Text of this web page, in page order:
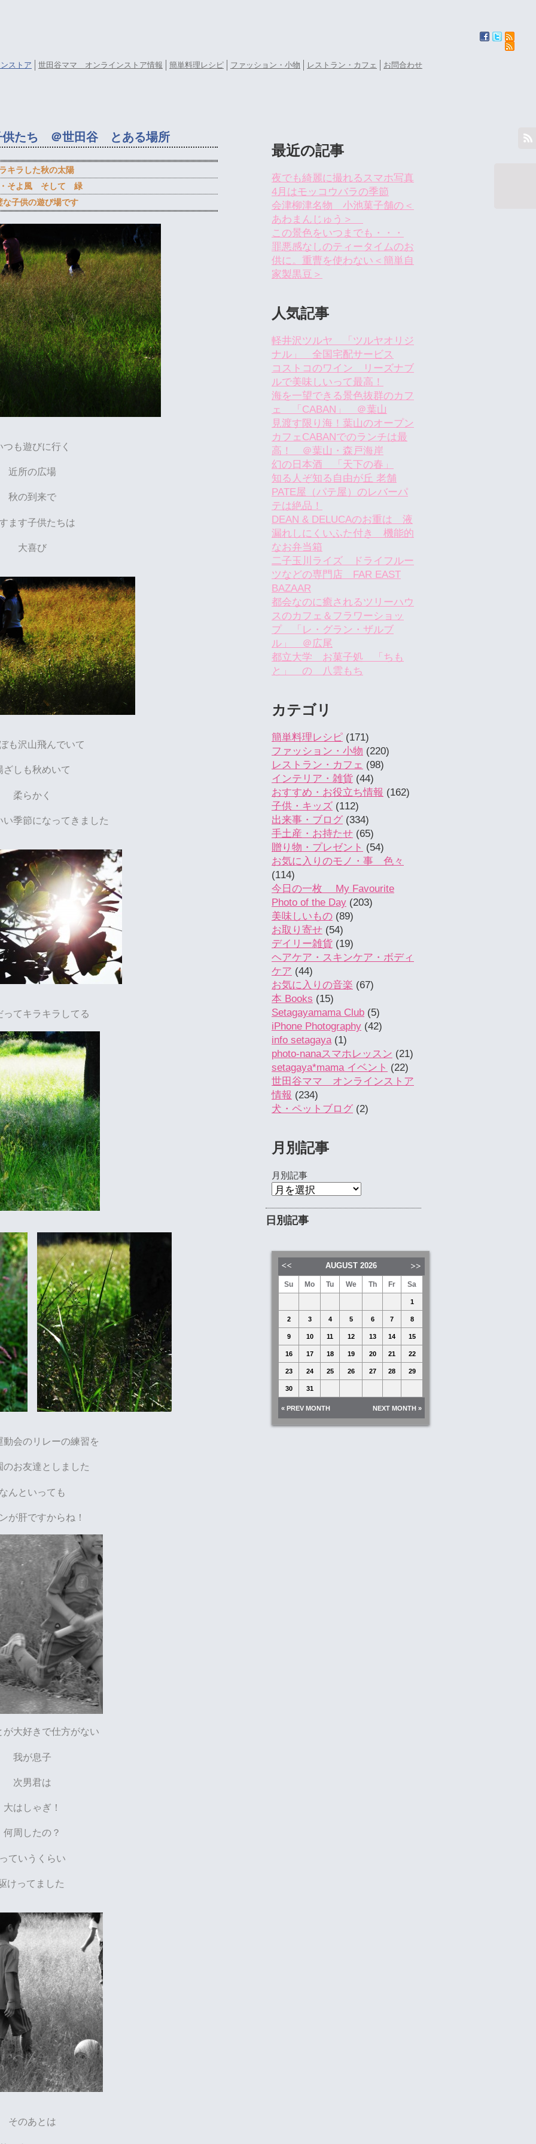
ストア 世田谷ママ オンラインストア情報 簡単料理レシピ ファッション・小物 レストラン・カフェ お問合わせ
供たち ＠世田谷 とある場所
キラした秋の太陽
そよ風 そして 緑
な子供の遊び場です
つも遊びに行く
近所の広場
秋の到来で
ます子供たちは
大喜び
も沢山飛んでいて
ざしも秋めいて
柔らかく
い季節になってきました
ってキラキラしてる
動会のリレーの練習を
のお友達としました
んといっても
が肝ですからね！
が大好きで仕方がない
我が息子
次男君は
大はしゃぎ！
何周したの？
ていうくらい
けってました
そのあとは
最近の記事
夜でも綺麗に撮れるスマホ写真
4月はモッコウバラの季節
会津柳津名物 小池菓子舗の＜
あわまんじゅう＞
この景色をいつまでも・・・
罪悪感なしのティータイムのお
供に。重曹を使わない＜簡単自
家製黒豆＞
人気記事
軽井沢ツルヤ 「ツルヤオリジ
ナル」 全国宅配サービス
コストコのワイン リーズナブ
ルで美味しいって最高！
海を一望できる景色抜群のカフ
ェ 「CABAN」 ＠葉山
見渡す限り海！葉山のオープン
カフェCABANでのランチは最
高！ ＠葉山・森戸海岸
幻の日本酒 「天下の春」
知る人ぞ知る自由が丘 老舗
PATE屋（パテ屋）のレバーパ
テは絶品！
DEAN & DELUCAのお重は 液
漏れしにくいふた付き 機能的
なお弁当箱
二子玉川ライズ ドライフルー
ツなどの専門店 FAR EAST
BAZAAR
都会なのに癒されるツリーハウ
スのカフェ＆フラワーショッ
プ 「レ・グラン・ザルブ
ル」 ＠広尾
都立大学 お菓子処 「ちも
と」 の 八雲もち
カテゴリ
簡単料理レシピ (171)
ファッション・小物 (220)
レストラン・カフェ (98)
インテリア・雑貨 (44)
おすすめ・お役立ち情報 (162)
子供・キッズ (112)
出来事・ブログ (334)
手土産・お持たせ (65)
贈り物・プレゼント (54)
お気に入りのモノ・事 色々
(114)
今日の一枚 My Favourite
Photo of the Day (203)
美味しいもの (89)
お取り寄せ (54)
デイリー雑貨 (19)
ヘアケア・スキンケア・ボディ
ケア (44)
お気に入りの音楽 (67)
本 Books (15)
Setagayamama Club (5)
iPhone Photography (42)
info setagaya(1)
photo-nanaスマホレッスン (21)
setagaya*mama イベント (22)
世田谷ママ オンラインストア
情報 (234)
犬・ペットブログ (2)
月別記事
月別記事
日別記事
AUGUST 2026
Su Mo Tu We Th Fr Sa
1
2 3 4 5 6 7 8
9 10 11 12 13 14 15
16 17 18 19 20 21 22
23 24 25 26 27 28 29
30 31
« PREV MONTH NEXT MONTH »